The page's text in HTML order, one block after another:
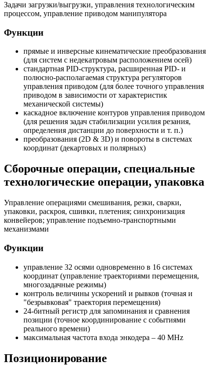
Задачи загрузки/выгрузки, управления технологическим
процессом, управление приводом манипулятора
Функции
прямые и инверсные кинематические преобразования
(для систем с недекатровым расположением осей)
стандартная PID-структура, расширенная PID- и
полюсно-располагаемая структура регуляторов
управления приводом (для более точного управления
приводом в зависимости от характеристик
механической системы)
каскадное включение контуров управления приводом
(для решения задач стабилизации усилия резания,
определения дистанции до поверхности и т. п.)
преобразования (2D & 3D) и повороты в системах
координат (декартовых и полярных)
Сборочные операции, специальные
технологические операции, упаковка
Управление операциями смешивания, резки, сварки,
упаковки, раскроя, сшивки, плетения; синхронизация
конвейеров; управление подъемно-транспортными
механизмами
Функции
управление 32 осями одновременно в 16 системах
координат (управление траекториями перемещения,
многозадачные режимы)
контроль величины ускорений и рывков (точная и
"безрывковая" траектория перемещения)
24-битный регистр для запоминания и сравнения
позиции (точное координирование с событиями
реального времени)
максимальная частота входа энкодера – 40 MHz
Позиционирование